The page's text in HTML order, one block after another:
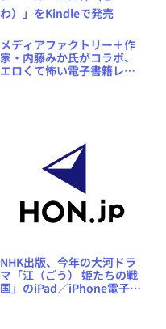
メディアファクトリー＋作
家・内藤みか氏がコラボ、
エロくて怖い電子書籍レー
NHK出版、今年の大河ドラ
マ「江（ごう） 姫たちの戦
国」のiPad／iPhone電子書